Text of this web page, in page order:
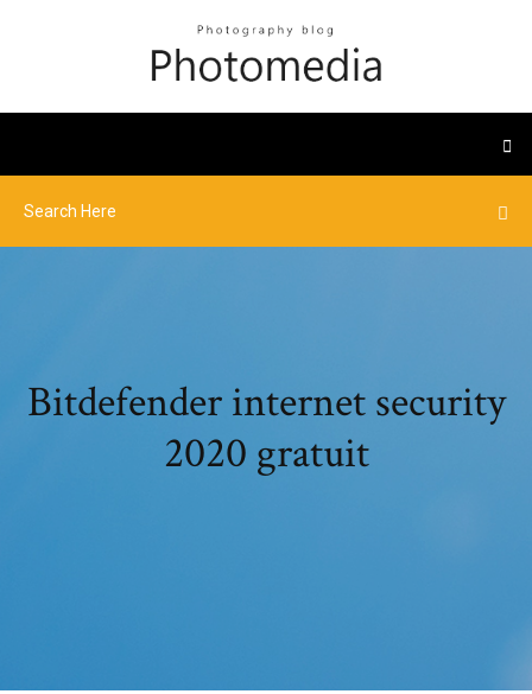
Bitdefender internet security
2020 gratuit